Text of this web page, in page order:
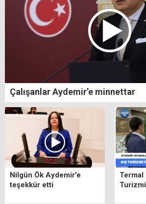
Çalışanlar Aydemir’e minnettar
Nilgün Ök Aydemir’e
teşekkür etti
Termal